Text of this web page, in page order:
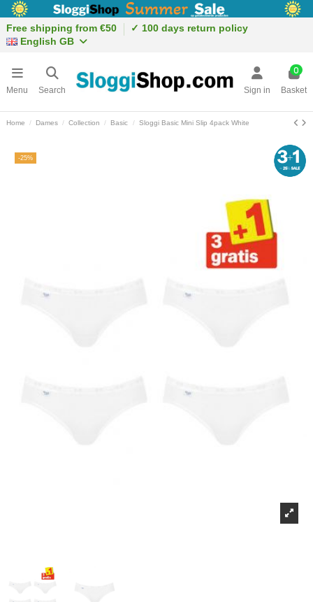
Free shipping from €50
✓ 100 days return policy
English GB
Menu Search Sign in
0
Basket
Home Dames Collection Basic Sloggi Basic Mini Slip 4pack White
-25%